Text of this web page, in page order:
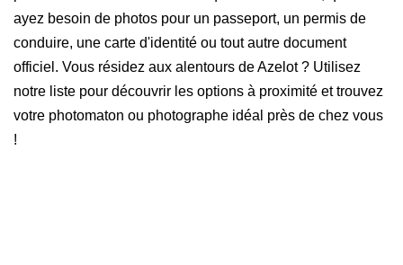
ayez besoin de photos pour un passeport, un permis de
conduire, une carte d'identité ou tout autre document
officiel. Vous résidez aux alentours de Azelot ? Utilisez
notre liste pour découvrir les options à proximité et trouvez
votre photomaton ou photographe idéal près de chez vous
!